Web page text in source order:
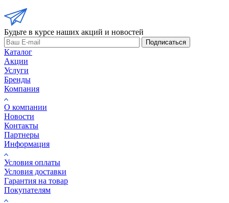
Будьте в курсе наших акций и новостей
Подписаться
Каталог
Акции
Услуги
Бренды
Компания
О компании
Новости
Контакты
Партнеры
Информация
Условия оплаты
Условия доставки
Гарантия на товар
Покупателям